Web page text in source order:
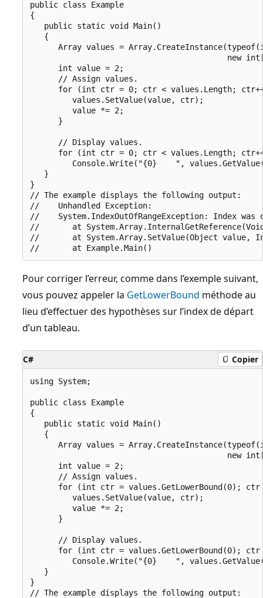
public class Example
{
   public static void Main()
   {
Array values =
new
      int value = 2;
      // Assign values.
for (int ctr = 0; ctr < values.Length;
         values.SetValue(value, ctr);
         value *= 2;
      }
      // Display values.
for (int ctr = 0; ctr < values.Length;
Console.Write("{0}    ",
   }
}
// The example displays the following output:
//    Unhandled Exception:
//    System.IndexOutOfRangeException: Index
//       at
//       at System.Array.SetValue(Object value,
Pour corriger l’erreur, comme dans l’exemple suivant,
vous pouvez appeler la GetLowerBound méthode au
lieu d’effectuer des hypothèses sur l’index de départ
d’un tableau.
C# Copier
using System;
public class Example
{
   public static void Main()
   {
Array values =
new
      int value = 2;
      // Assign values.
for (int ctr = values.GetLowerBound(0);
         values.SetValue(value, ctr);
         value *= 2;
      }
      // Display values.
for (int ctr = values.GetLowerBound(0);
Console.Write("{0}    ",
   }
}
// The example displays the following output: